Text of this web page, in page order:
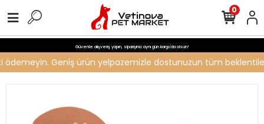
Güvenle alışveriş yapın, siparişiniz aynı gün kargo'da olsun!
Geniş ürün yelpazemizle dostunuzun tüm
0